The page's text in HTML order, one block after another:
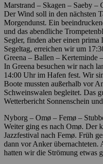
Marstrand – Skagen – Saeby –
Der Wind soll in den nächsten
Morgendunst. Ein
und das abendliche
Segler, finden aber einen
Segeltag, erreichen wir um
Greena – Ballen – Kerteminde
In Greena besuchen wir nach
14:00 Uhr im Hafen fest. Wir
Boote mussten außerhalb vor
Schweinswalen begleitet. Das
Wetterbericht Sonnenschein
Nyborg – Omø – Femø –
Weiter ging es nach Omø. Der
Jazzfestival nach Femø. Früh
dann vor Anker übernachteten.
hatten wir die Strömung etwas